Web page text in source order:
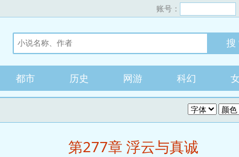
账号：
都市 历史 网游 科幻
第277章 浮云与真诚